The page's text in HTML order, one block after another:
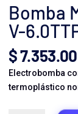
Bomba
V-
$
Electrobomba
termoplástico